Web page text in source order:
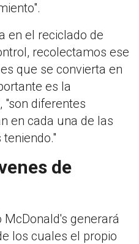
en el reciclado de
recolectamos ese
que se convierta en
es la
"son diferentes
en cada una de las
de
generará
los cuales el propio